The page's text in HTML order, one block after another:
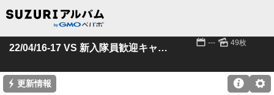
22/04/16-17 VS 新入隊員歓迎キャンプ 📅 --- 🌄 49枚
⚡ 更新情報 ⚙
